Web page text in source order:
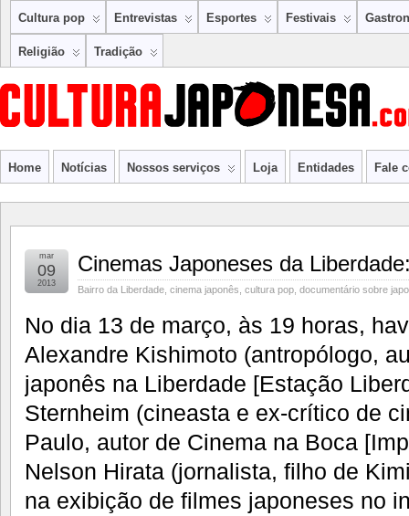
Cultura pop Entrevistas Esportes Festivais
Religião Tradição
Home Notícias Nossos serviços Loja Entidades Fale
Cinemas Japoneses da
Bairro da Liberdade cinema japonês cultura pop documentário sobre
mar
09
2013
No dia 13 de março, às 19 horas,
Alexandre Kishimoto (antropólogo,
japonês na Liberdade [Estação
Sternheim (cineasta e ex-crítico de
Paulo, autor de Cinema na Boca
Nelson Hirata (jornalista, filho de
na exibição de filmes japoneses no